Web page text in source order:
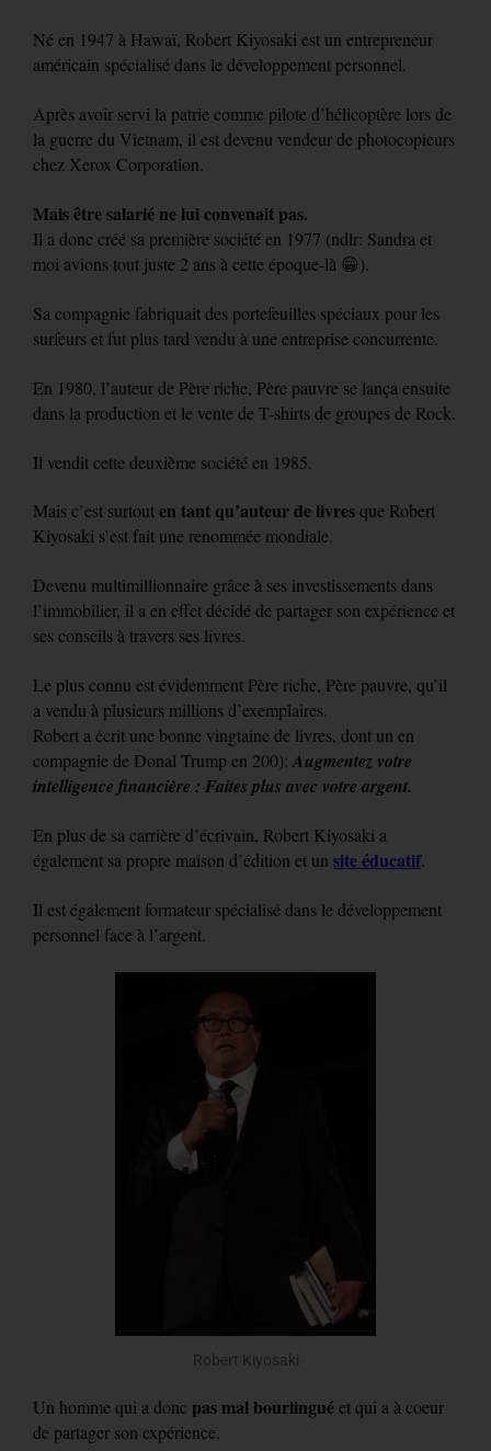
Né en 1947 à Hawaï, Robert Kiyosaki est un entrepreneur
américain spécialisé dans le développement personnel.
Après avoir servi la patrie comme pilote d’hélicoptère lors de
la guerre du Vietnam, il est devenu vendeur de photocopieurs
chez Xerox Corporation.
Mais être salarié ne lui convenait pas.
Il a donc créé sa première société en 1977 (ndlr: Sandra et
moi avions tout juste 2 ans à cette époque-là 😁).
Sa compagnie fabriquait des portefeuilles spéciaux pour les
surfeurs et fut plus tard vendu à une entreprise concurrente.
En 1980, l’auteur de Père riche, Père pauvre se lança ensuite
dans la production et le vente de T-shirts de groupes de Rock.
Il vendit cette deuxième société en 1985.
Mais c’est surtouten tant qu’auteur de livresque Robert
Kiyosaki s’est fait une renommée mondiale.
Devenu multimillionnaire grâce à ses investissements dans
l’immobilier, il a en effet décidé de partager son expérience et
ses conseils à travers ses livres.
Le plus connu est évidemment Père riche, Père pauvre, qu’il
a vendu à plusieurs millions d’exemplaires.
Robert a écrit une bonne vingtaine de livres, dont un en
compagnie de Donal Trump en 200): Augmentez votre
intelligence financière : Faites plus avec votre argent.
En plus de sa carrière d’écrivain, Robert Kiyosaki a
également sa propre maison d’édition et un site éducatif.
Il est également formateur spécialisé dans le développement
personnel face à l’argent.
Robert Kiyosaki
Un homme qui a donc pas mal bourlinguéet qui a à coeur
de partager son expérience.